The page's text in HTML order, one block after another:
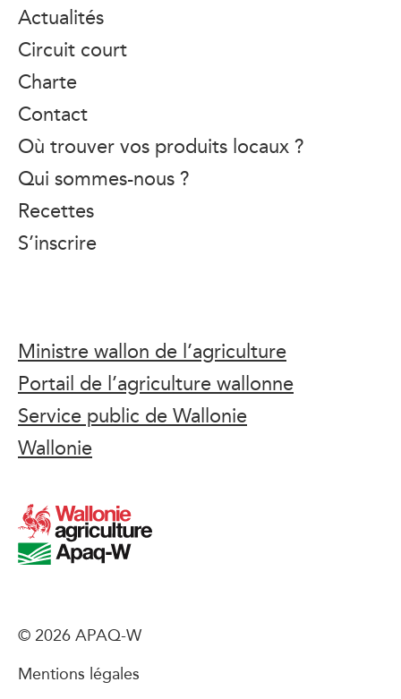
Actualités
Circuit court
Charte
Contact
Où trouver vos produits locaux ?
Qui sommes-nous ?
Recettes
S’inscrire
Ministre wallon de l’agriculture
Portail de l’agriculture wallonne
Service public de Wallonie
Wallonie
© 2026 APAQ-W
Mentions légales